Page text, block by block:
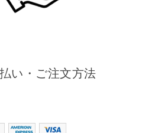
い・ご注文方法